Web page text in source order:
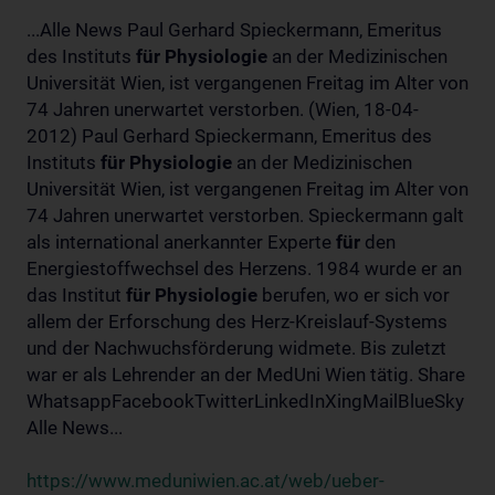
...Alle News Paul Gerhard Spieckermann, Emeritus
des Instituts für Physiologie an der Medizinischen
Universität Wien, ist vergangenen Freitag im Alter von
74 Jahren unerwartet verstorben. (Wien, 18-04-
2012) Paul Gerhard Spieckermann, Emeritus des
Instituts für Physiologie an der Medizinischen
Universität Wien, ist vergangenen Freitag im Alter von
74 Jahren unerwartet verstorben. Spieckermann galt
als international anerkannter Experte für den
Energiestoffwechsel des Herzens. 1984 wurde er an
das Institut für Physiologie berufen, wo er sich vor
allem der Erforschung des Herz-Kreislauf-Systems
und der Nachwuchsförderung widmete. Bis zuletzt
war er als Lehrender an der MedUni Wien tätig. Share
WhatsappFacebookTwitterLinkedInXingMailBlueSky
Alle News...
https://www.meduniwien.ac.at/web/ueber-